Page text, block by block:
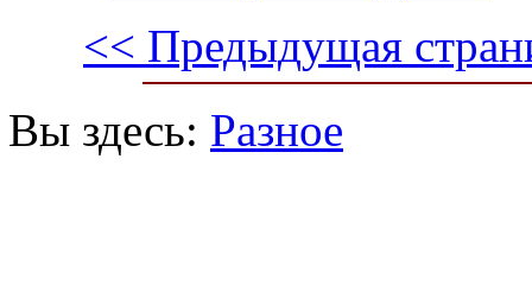
<< Предыдущая
Вы здесь: Разное